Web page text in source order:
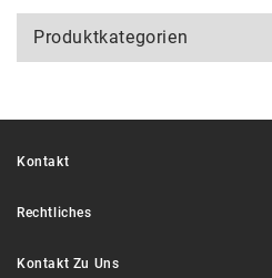
Produktkategorien
Kontakt
Rechtliches
Kontakt Zu Uns